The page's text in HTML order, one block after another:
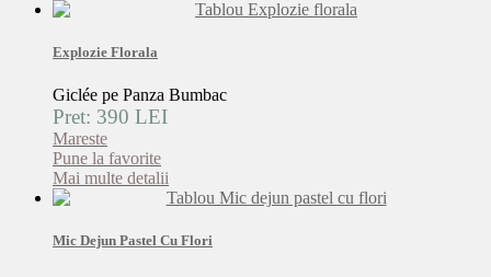
Explozie Florala
Giclée pe Panza Bumbac
Pret: 390 LEI
Mareste
Pune la favorite
Mai multe detalii
Mic Dejun Pastel Cu Flori